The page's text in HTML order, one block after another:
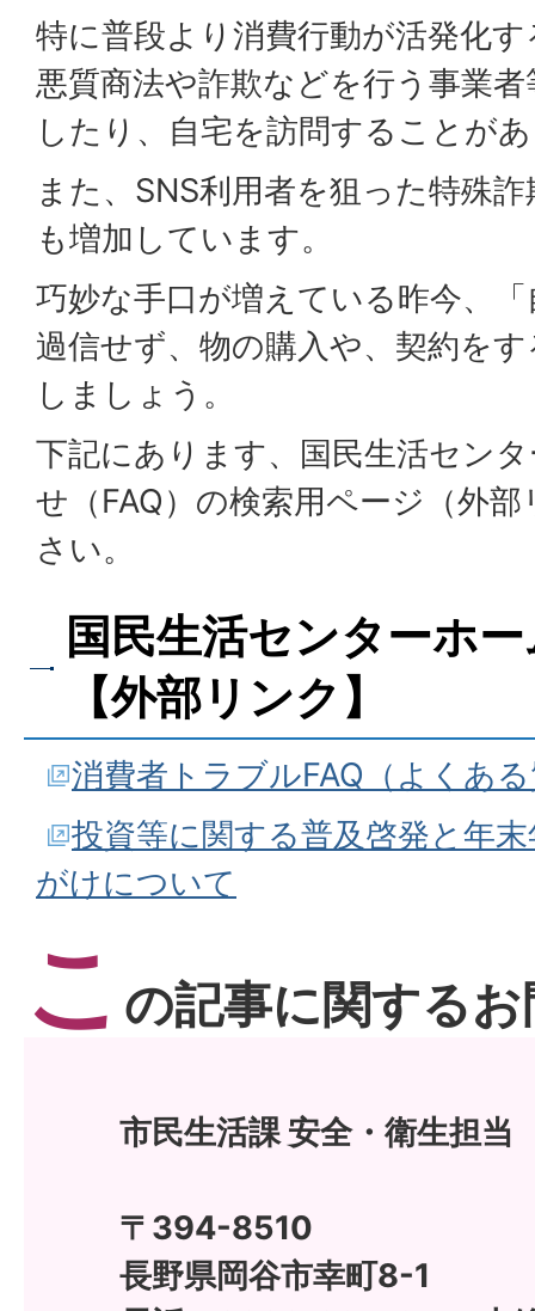
特に普段より消費行動が活発化
悪質商法や詐欺などを行う事業
したり、自宅を訪問することが
また、SNS利用者を狙った特殊
も増加しています。
巧妙な手口が増えている昨今、
過信せず、物の購入や、契約を
しましょう。
下記にあります、国民生活セン
せ（FAQ）の検索用ページ（外
さい。
国民生活センターホ
【外部リンク】
消費者トラブルFAQ（よくあ
投資等に関する普及啓発と年
がけについて
こ の記事に関する
市民生活課 安全・衛生担当
〒394-8510
長野県岡谷市幸町8-1